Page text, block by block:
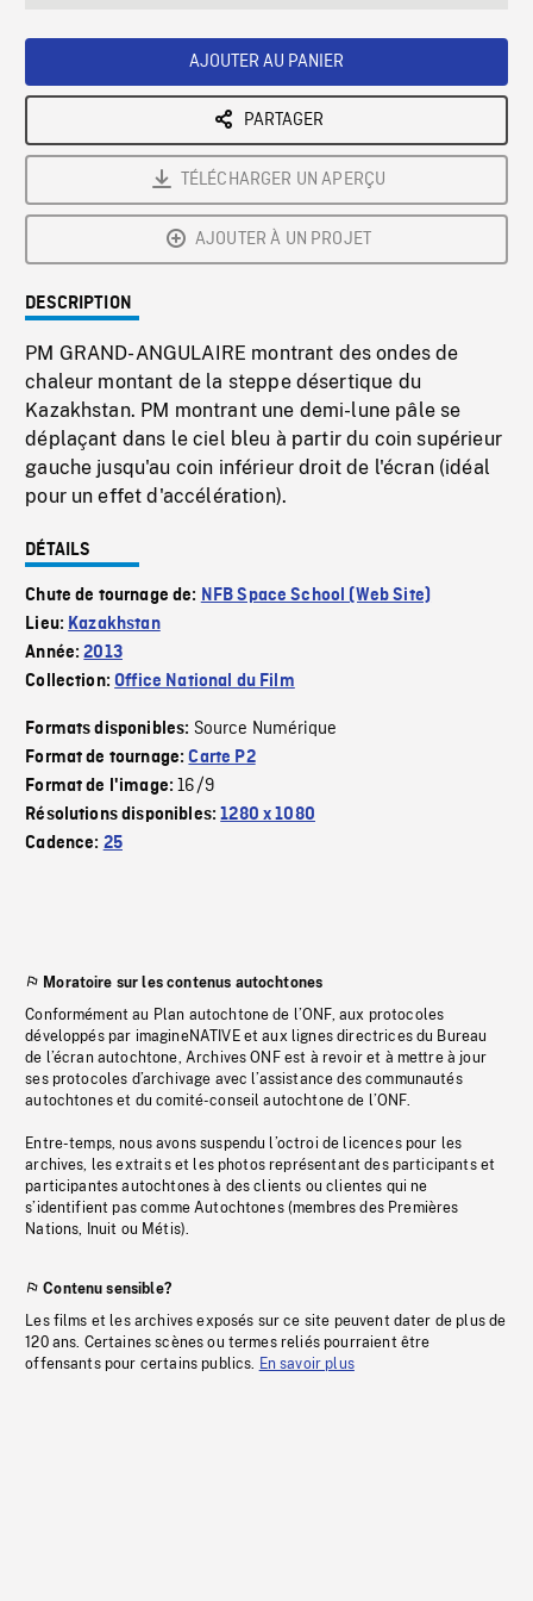
AJOUTER AU PANIER
PARTAGER
TÉLÉCHARGER UN APERÇU
AJOUTER À UN PROJET
DESCRIPTION
PM GRAND-ANGULAIRE montrant des ondes de
chaleur montant de la steppe désertique du
Kazakhstan. PM montrant une demi-lune pâle se
déplaçant dans le ciel bleu à partir du coin supérieur
gauche jusqu'au coin inférieur droit de l'écran (idéal
pour un effet d'accélération).
DÉTAILS
Chute de tournage de: NFB Space School (Web Site)
Lieu: Kazakhstan
Année:2013
Collection:Office National du Film
Formats disponibles: Source Numérique
Format de tournage:Carte P2
Format de l'image:16/9
Résolutions disponibles:1280 x 1080
Cadence: 25
Moratoire sur les contenus autochtones
Conformément au Plan autochtone de l’ONF, aux protocoles
développés par imagineNATIVE et aux lignes directrices du Bureau
de l’écran autochtone, Archives ONF est à revoir et à mettre à jour
ses protocoles d’archivage avec l’assistance des communautés
autochtones et du comité-conseil autochtone de l’ONF.
Entre-temps, nous avons suspendu l’octroi de licences pour les
archives, les extraits et les photos représentant des participants et
participantes autochtones à des clients ou clientes qui ne
s’identifient pas comme Autochtones (membres des Premières
Nations, Inuit ou Métis).
Contenu sensible?
Les films et les archives exposés sur ce site peuvent dater de plus de
120 ans. Certaines scènes ou termes reliés pourraient être
offensants pour certains publics. En savoir plus